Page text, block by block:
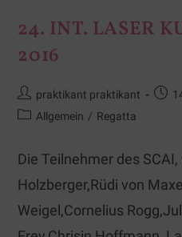
24. INT. LASER
2016
praktikant praktikant
Allgemein / Regatta
Die Teilnehmer des
Holzberger,Rüdi von
Weigel,Cornelius